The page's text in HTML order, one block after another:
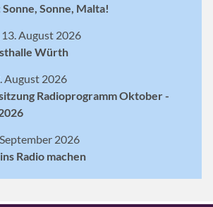
Sonne, Malta!
August 2026
Würth
August 2026
Radioprogramm Oktober -
2026
Radio machen